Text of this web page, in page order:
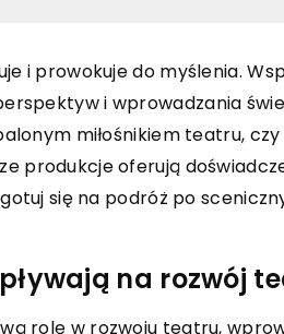
i prowokuje do myślenia.
i wprowadzania
miłośnikiem teatru,
produkcje oferują
się na podróż po
na rozwój
rolę w rozwoju teatru,
odpowiednie produkty
swojego domu?
jak dokonać właściwego
elektrycznych, jakie
29